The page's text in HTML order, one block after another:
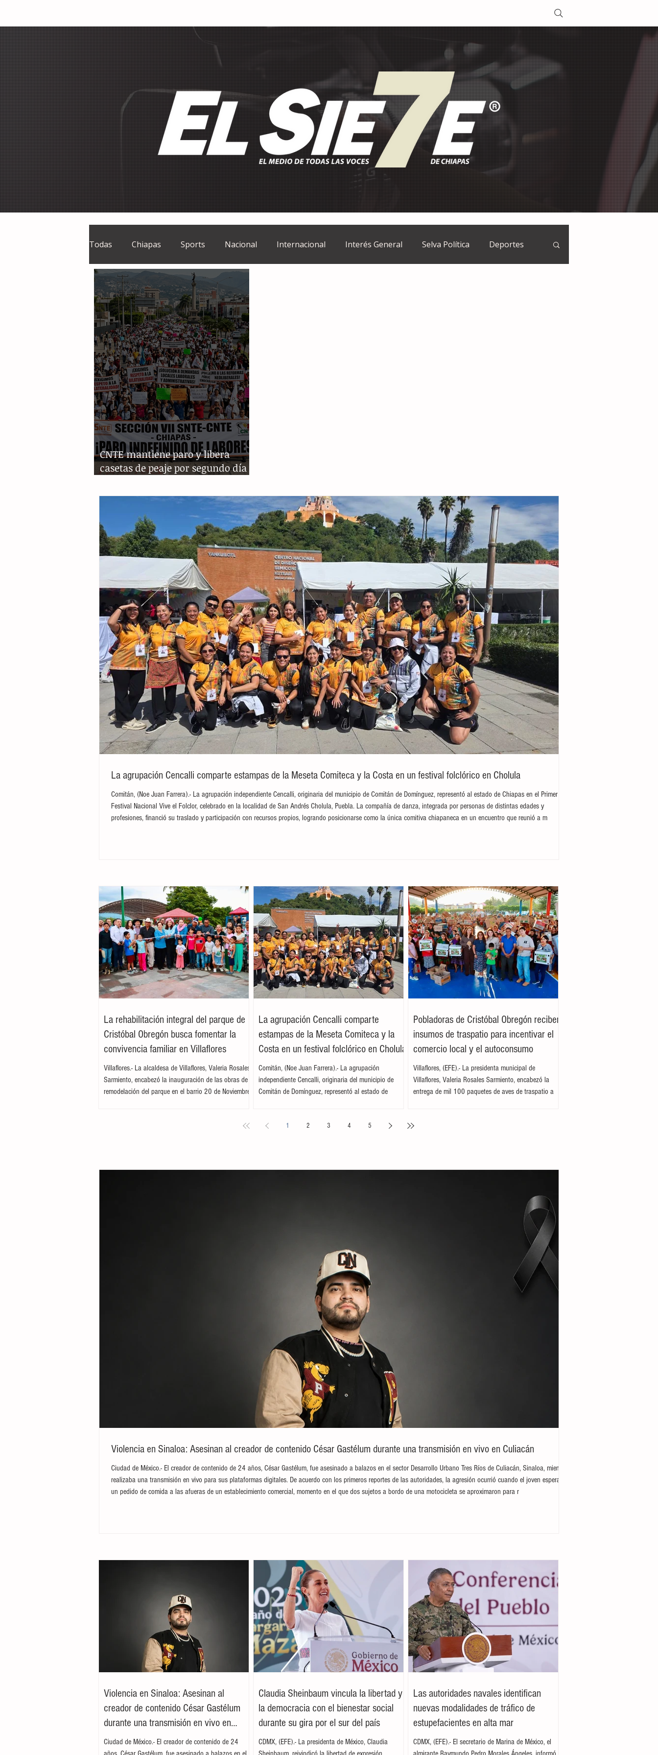
Todas Chiapas Sports Nacional Internacional Interés General Selva Política Deportes
El Sie7e Temas Centrales
Grupo Financiero Continental
CNTE mantiene paro y libera
casetas de peaje por segundo día
La agrupación Cencalli comparte estampas de la Meseta Comiteca y la Costa en un festival folclórico en Cholula
Comitán, (Noe Juan Farrera).- La agrupación independiente Cencalli, originaria del municipio de Comitán de Domínguez, representó al estado de Chiapas en el Primer
Festival Nacional Vive el Folclor, celebrado en la localidad de San Andrés Cholula, Puebla. La compañía de danza, integrada por personas de distintas edades y
profesiones, financió su traslado y participación con recursos propios, logrando posicionarse como la única comitiva chiapaneca en un encuentro que reunió a m
La rehabilitación integral del parque de
Cristóbal Obregón busca fomentar la
convivencia familiar en Villaflores
Villaflores.- La alcaldesa de Villaflores, Valeria Rosales
Sarmiento, encabezó la inauguración de las obras de
remodelación del parque en el barrio 20 de Noviembre,
Sarmiento Tovilla, así como por autoridades locales y
La agrupación Cencalli comparte
estampas de la Meseta Comiteca y la
Costa en un festival folclórico en Cholula
Comitán, (Noe Juan Farrera).- La agrupación
independiente Cencalli, originaria del municipio de
Comitán de Domínguez, representó al estado de
Puebla. La compañía de danza, integrada por personas
Pobladoras de Cristóbal Obregón reciben
insumos de traspatio para incentivar el
comercio local y el autoconsumo
Villaflores, (EFE).- La presidenta municipal de
Villaflores, Valeria Rosales Sarmiento, encabezó la
entrega de mil 100 paquetes de aves de traspatio a
Tovilla, la alcaldesa destacó que el esquema busca
1 2 3 4 5
Violencia en Sinaloa: Asesinan al creador de contenido César Gastélum durante una transmisión en vivo en Culiacán
Ciudad de México.- El creador de contenido de 24 años, César Gastélum, fue asesinado a balazos en el sector Desarrollo Urbano Tres Ríos de Culiacán, Sinaloa, mientras
realizaba una transmisión en vivo para sus plataformas digitales. De acuerdo con los primeros reportes de las autoridades, la agresión ocurrió cuando el joven esperaba
un pedido de comida a las afueras de un establecimiento comercial, momento en el que dos sujetos a bordo de una motocicleta se aproximaron para r
Violencia en Sinaloa: Asesinan al
creador de contenido César Gastélum
durante una transmisión en vivo en
Culiacán
Ciudad de México.- El creador de contenido de 24
Claudia Sheinbaum vincula la libertad y
la democracia con el bienestar social
durante su gira por el sur del país
CDMX, (EFE).- La presidenta de México, Claudia
Las autoridades navales identifican
nuevas modalidades de tráfico de
estupefacientes en alta mar
CDMX, (EFE).- El secretario de Marina de México, el